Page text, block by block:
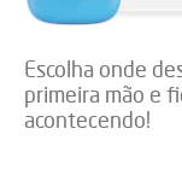
Escolha onde
primeira mão e
acontecendo!